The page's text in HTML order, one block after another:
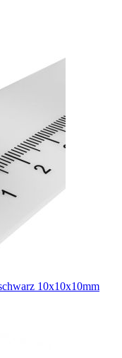
10x10x10mm